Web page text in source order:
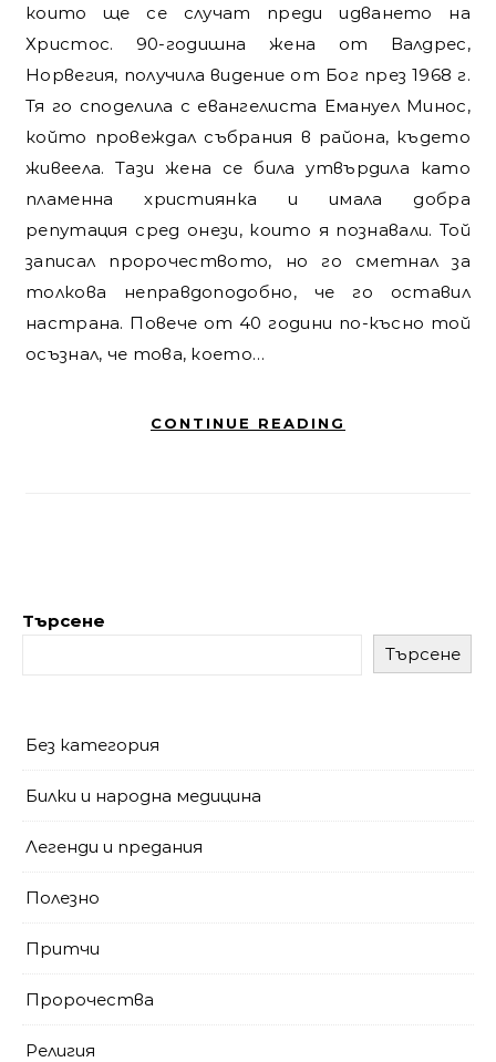
които ще се случат преди идването на
Христос. 90-годишна жена от Валдрес,
Норвегия, получила видение от Бог през 1968 г.
Тя го споделила с евангелиста Емануел Минос,
който провеждал събрания в района, където
живеела. Тази жена се била утвърдила като
пламенна християнка и имала добра
репутация сред онези, които я познавали. Той
записал пророчеството, но го сметнал за
толкова неправдоподобно, че го оставил
настрана. Повече от 40 години по-късно той
осъзнал, че това, което…
CONTINUE READING
Търсене
Търсене
Без категория
Билки и народна медицина
Легенди и предания
Полезно
Притчи
Пророчества
Религия